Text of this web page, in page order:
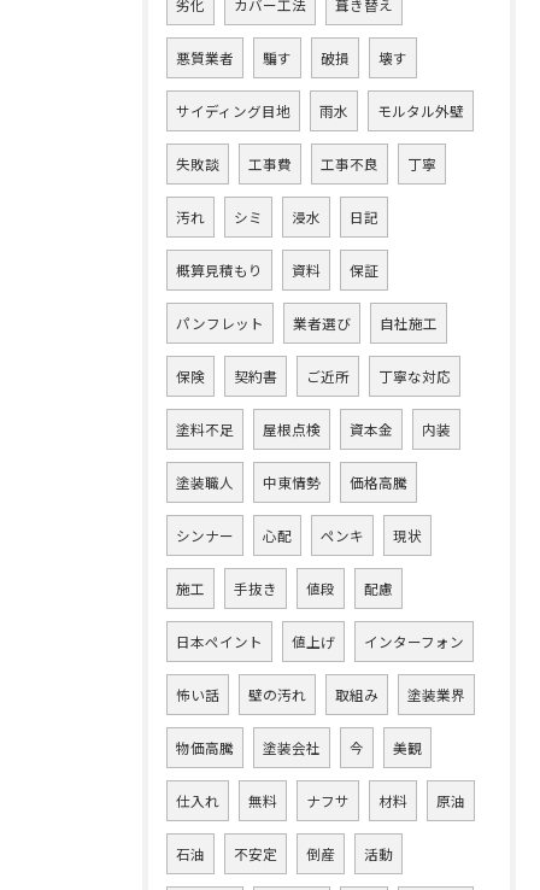
劣化 カバー工法 葺き替え
悪質業者 騙す 破損 壊す
サイディング目地 雨水 モルタル外壁
失敗談 工事費 工事不良 丁寧
汚れ シミ 浸水 日記
概算見積もり 資料 保証
パンフレット 業者選び 自社施工
保険 契約書 ご近所 丁寧な対応
塗料不足 屋根点検 資本金 内装
塗装職人 中東情勢 価格高騰
シンナー 心配 ペンキ 現状
施工 手抜き 値段 配慮
日本ペイント 値上げ インターフォン
怖い話 壁の汚れ 取組み 塗装業界
物価高騰 塗装会社 今 美観
仕入れ 無料 ナフサ 材料 原油
石油 不安定 倒産 活動